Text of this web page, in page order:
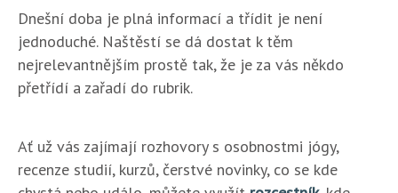
Dnešní doba je plná informací a třídit je není
jednoduché. Naštěstí se dá dostat k těm
nejrelevantnějším prostě tak, že je za vás někdo
přetřídí a zařadí do rubrik.
Ať už vás zajímají rozhovory s osobnostmi jógy,
recenze studií, kurzů, čerstvé novinky, co se kde